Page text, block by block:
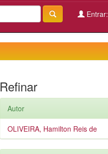
Entrar:
Refinar
Autor
OLIVEIRA, Hamilton Reis de